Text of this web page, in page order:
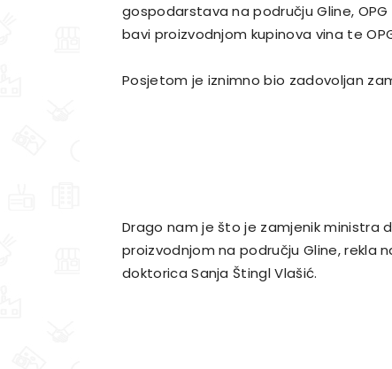
gospodarstava na području Gline,
bavi proizvodnjom kupinova vina te
Posjetom je iznimno bio zadovoljan
Drago nam je što je zamjenik ministra
proizvodnjom na području Gline, rekla
doktorica Sanja Štingl Vlašić.